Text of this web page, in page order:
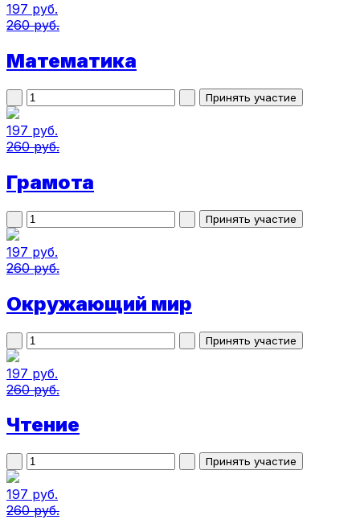
197 руб.
260 руб.
Математика
197 руб.
260 руб.
Грамота
197 руб.
260 руб.
Окружающий мир
197 руб.
260 руб.
Чтение
197 руб.
260 руб.